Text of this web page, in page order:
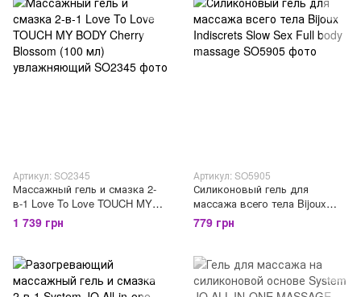
Артикул: SO2345
Массажный гель и смазка 2-
в-1 Love To Love TOUCH MY
BODY Cherry Blossom (100 мл)
увлажняющий
1 739 грн
Артикул: SO5905
Силиконовый гель для
массажа всего тела Bijoux
Indiscrets Slow Sex Full body
massage
779 грн